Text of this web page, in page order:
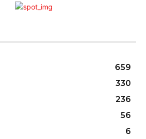
659
330
236
56
6